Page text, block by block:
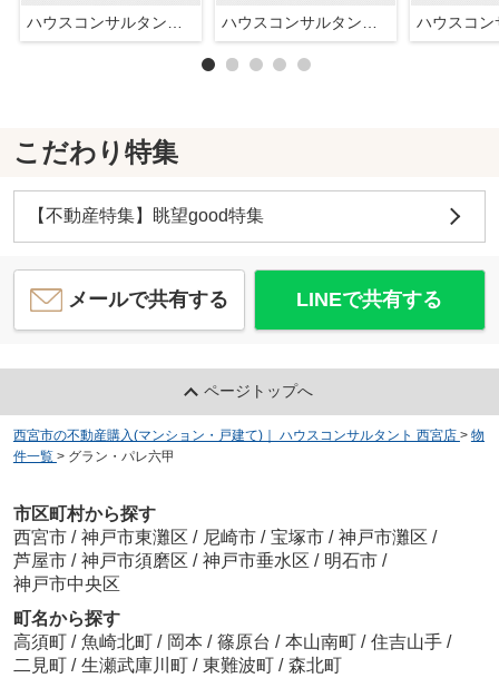
こだわり特集
【不動産特集】眺望good特集
メールで共有する LINEで共有する
ページトップへ
西宮市の不動産購入(マンション・戸建て)｜ ハウスコンサルタント 西宮店 > 物
件一覧 > グラン・パレ六甲
市区町村から探す
西宮市 / 神戸市東灘区 / 尼崎市 / 宝塚市 / 神戸市灘区 /
芦屋市 / 神戸市須磨区 / 神戸市垂水区 / 明石市 /
神戸市中央区
町名から探す
高須町 / 魚崎北町 / 岡本 / 篠原台 / 本山南町 / 住吉山手 /
二見町 / 生瀬武庫川町 / 東難波町 / 森北町